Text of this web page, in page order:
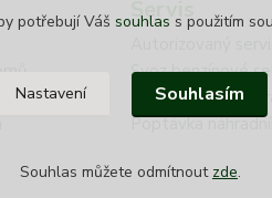
Servis
Svoz benzínové
Svoz zahradního
Poptávka
potřebují Váš souhlas s použitím
Nastavení Souhlasím
Souhlas můžete odmítnout zde.